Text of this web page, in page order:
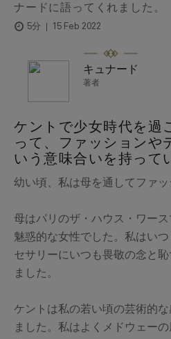
ナードに語ってくれました。
5分 15 Feb 2022
キュナード
著者
ケントで少女時代を過
って、ファッションや
いう意味合いを持って
幼い頃、私は母を通してファッ
母はパリのザ・ハウス・ワー
魅惑的な女性でした。私はい
セサリーにいつも畏敬の念と
ました。
ケントは私の若い頃の芸術的
ました。私はよくメドウェー